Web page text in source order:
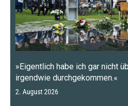
»Eigentlich habe ich gar nicht
irgendwie durchgekommen.«
2. August 2026